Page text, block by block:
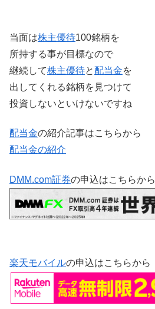
当面は株主優待100銘柄を
所持する事が目標なので
継続して株主優待と配当金を
出してくれる銘柄を見つけて
投資しないといけないですね
配当金の紹介記事はこちらから
配当金の紹介
DMM.com証券の申込はこちらから
楽天モバイルの申込はこちらから